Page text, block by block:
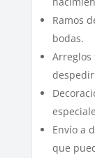
Ramos
bodas.
Arreglos
Envío a
que